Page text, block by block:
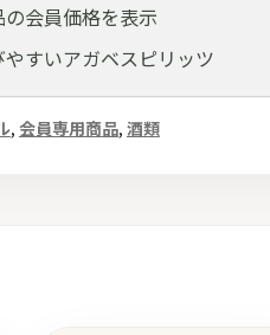
会員価格を表示
すいアガベスピリッツ
, 会員専用商品, 酒類